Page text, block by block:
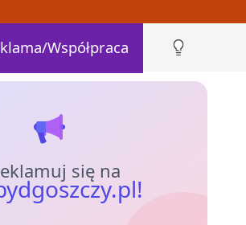
Współpraca
się na